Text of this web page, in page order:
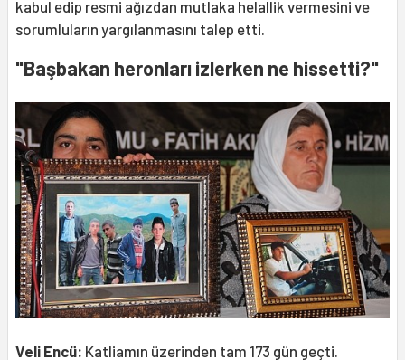
kabul edip resmi ağızdan mutlaka helallik vermesini ve
sorumluların yargılanmasını talep etti.
"Başbakan heronları izlerken ne hissetti?"
Veli Encü: Katliamın üzerinden tam 173 gün geçti.